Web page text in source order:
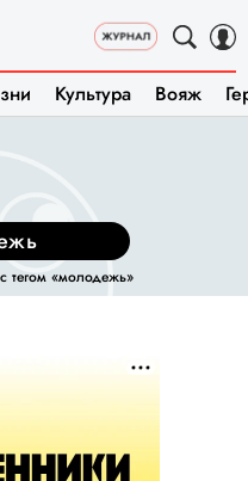
Культура Вояж
тегом «молодежь»